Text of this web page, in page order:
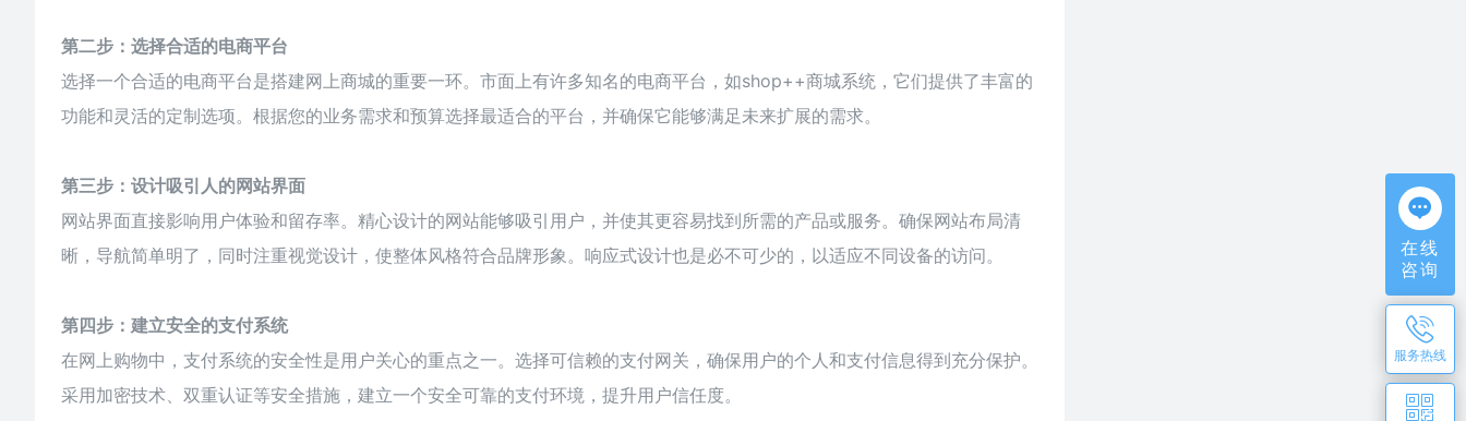
第二步：选择合适的电商平台
选择一个合适的电商平台是搭建网上商城的重要一环。市面上有许多知名的电商平台，如shop++商城系统，它们提供了丰富的
功能和灵活的定制选项。根据您的业务需求和预算选择最适合的平台，并确保它能够满足未来扩展的需求。
第三步：设计吸引人的网站界面
网站界面直接影响用户体验和留存率。精心设计的网站能够吸引用户，并使其更容易找到所需的产品或服务。确保网站布局清
晰，导航简单明了，同时注重视觉设计，使整体风格符合品牌形象。响应式设计也是必不可少的，以适应不同设备的访问。
第四步：建立安全的支付系统
在网上购物中，支付系统的安全性是用户关心的重点之一。选择可信赖的支付网关，确保用户的个人和支付信息得到充分保护。
采用加密技术、双重认证等安全措施，建立一个安全可靠的支付环境，提升用户信任度。
在线
咨询
服务热线